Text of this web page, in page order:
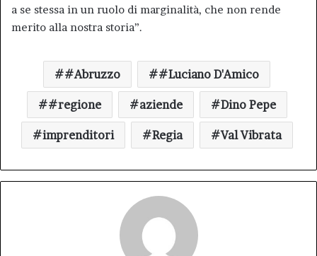
a se stessa in un ruolo di marginalità, che non rende
merito alla nostra storia”.
#Abruzzo #Luciano D'Amico
#regione aziende Dino Pepe
imprenditori Regia Val Vibrata